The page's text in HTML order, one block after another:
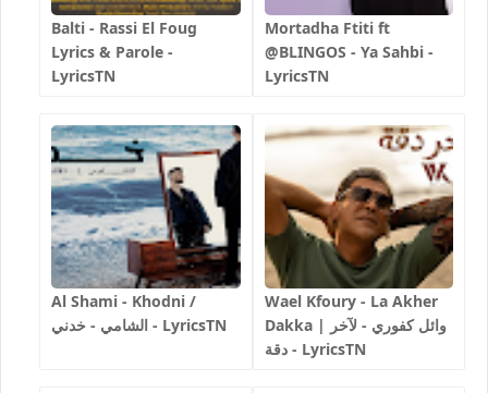
Balti - Rassi El Foug
Lyrics & Parole -
LyricsTN
Mortadha Ftiti ft
@BLINGOS - Ya Sahbi -
LyricsTN
Al Shami - Khodni /
الشامي - خدني - LyricsTN
Wael Kfoury - La Akher
Dakka | وائل كفوري - لآخر
دقة - LyricsTN